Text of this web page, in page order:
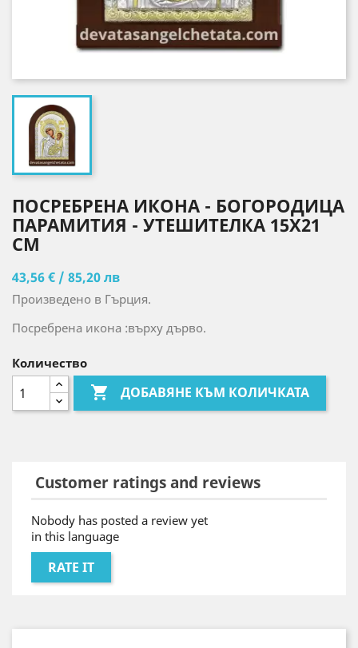
ПОСРЕБРЕНА ИКОНА - БОГОРОДИЦА
ПАРАМИТИЯ - УТЕШИТЕЛКА 15X21
CM
43,56 € / 85,20 лв
Произведено в Гърция.
Посребрена икона :върху дърво.
Количество
 ДОБАВЯНЕ КЪМ КОЛИЧКАТА
Customer ratings and reviews
Nobody has posted a review yet
in this language
RATE IT